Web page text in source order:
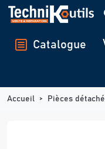
Panneau de gestion des
Catalogue
Accueil Pièces